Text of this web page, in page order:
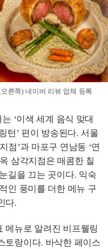
른쪽) 네이버 리뷰 업체 등록
‘이색 세계 음식 맞대
턴’ 편이 방송된다. 서울
점’과 마포구 연남동 ‘연
삼각지점은 매콤한 칠
길을 끄는 곳이다. 익숙
인 풍미를 더한 메뉴 구
다.
메뉴로 알려진 비프웰링
토랑이다. 바삭한 페이스